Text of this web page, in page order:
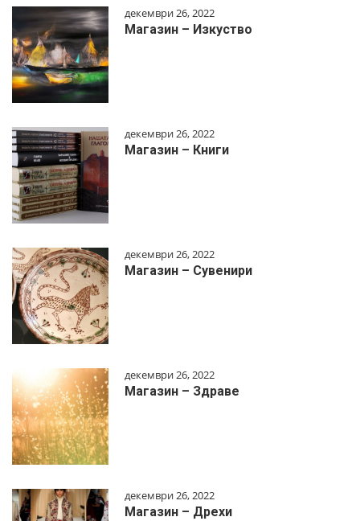
декември 26, 2022
Магазин – Изкуство
декември 26, 2022
Магазин – Книги
декември 26, 2022
Магазин – Сувенири
декември 26, 2022
Магазин – Здраве
декември 26, 2022
Магазин – Дрехи